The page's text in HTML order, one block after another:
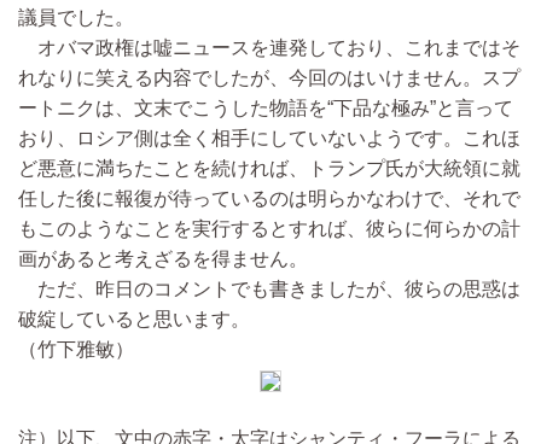
議員でした。
オバマ政権は嘘ニュースを連発しており、これまではそ
れなりに笑える内容でしたが、今回のはいけません。スプ
ートニクは、文末でこうした物語を“下品な極み”と言って
おり、ロシア側は全く相手にしていないようです。これほ
ど悪意に満ちたことを続ければ、トランプ氏が大統領に就
任した後に報復が待っているのは明らかなわけで、それで
もこのようなことを実行するとすれば、彼らに何らかの計
画があると考えざるを得ません。
ただ、昨日のコメントでも書きましたが、彼らの思惑は
破綻していると思います。
（竹下雅敏）
注）以下、文中の赤字・太字はシャンティ・フーラによる